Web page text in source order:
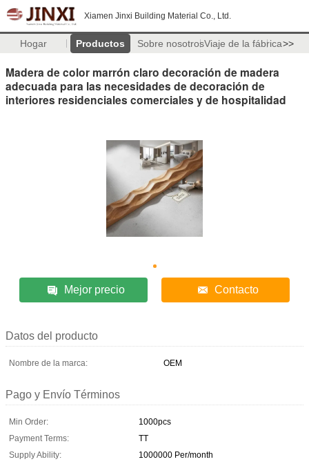
Xiamen Jinxi Building Material Co., Ltd.
Hogar Productos Sobre nosotrosViaje de la fábrica>>
Madera de color marrón claro decoración de madera
adecuada para las necesidades de decoración de
interiores residenciales comerciales y de hospitalidad
Mejor precio Contacto
Datos del producto
Nombre de la marca: OEM
Pago y Envío Términos
Min Order:
1000pcs
Payment Terms:
TT
Supply Ability:
1000000 Per/month